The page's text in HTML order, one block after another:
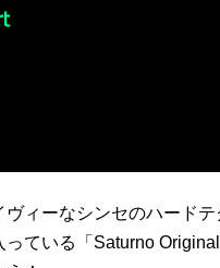
ヴィーなシンセのハード
っている「Saturno